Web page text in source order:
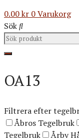
0.00kr 0Varukorg
Sök
OA13
Filtrera efter
Åbros Tegelbruk
Tegelbruk
Årby